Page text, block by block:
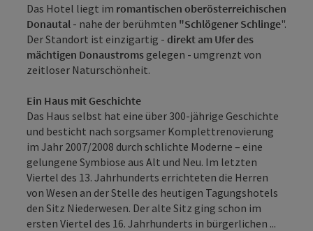
Das Hotel liegt im romantischen oberösterreichischen
Donautal - nahe der berühmten "Schlögener Schlinge".
Der Standort ist einzigartig - direkt am Ufer des
mächtigen Donaustroms gelegen - umgrenzt von
zeitloser Naturschönheit.
Ein Haus mit Geschichte
Das Haus selbst hat eine über 300-jährige Geschichte
und besticht nach sorgsamer Komplettrenovierung
im Jahr 2007/2008 durch schlichte Moderne – eine
gelungene Symbiose aus Alt und Neu. Im letzten
Viertel des 13. Jahrhunderts errichteten die Herren
von Wesen an der Stelle des heutigen Tagungshotels
den Sitz Niederwesen. Der alte Sitz ging schon im
ersten Viertel des 16. Jahrhunderts in bürgerlichen ...